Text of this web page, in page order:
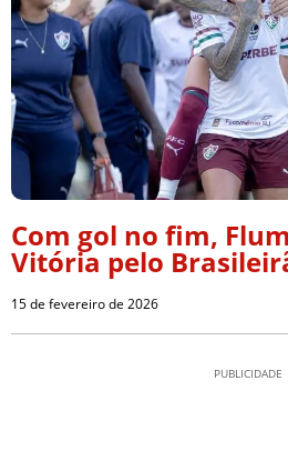
Com gol no fim,
Vitória pelo
15 de fevereiro de 2026
PUBLICIDADE